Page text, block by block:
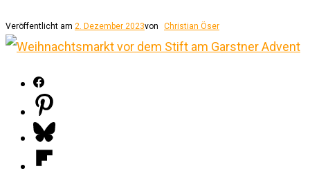
Veröffentlicht am 2. Dezember 2023von Christian Öser